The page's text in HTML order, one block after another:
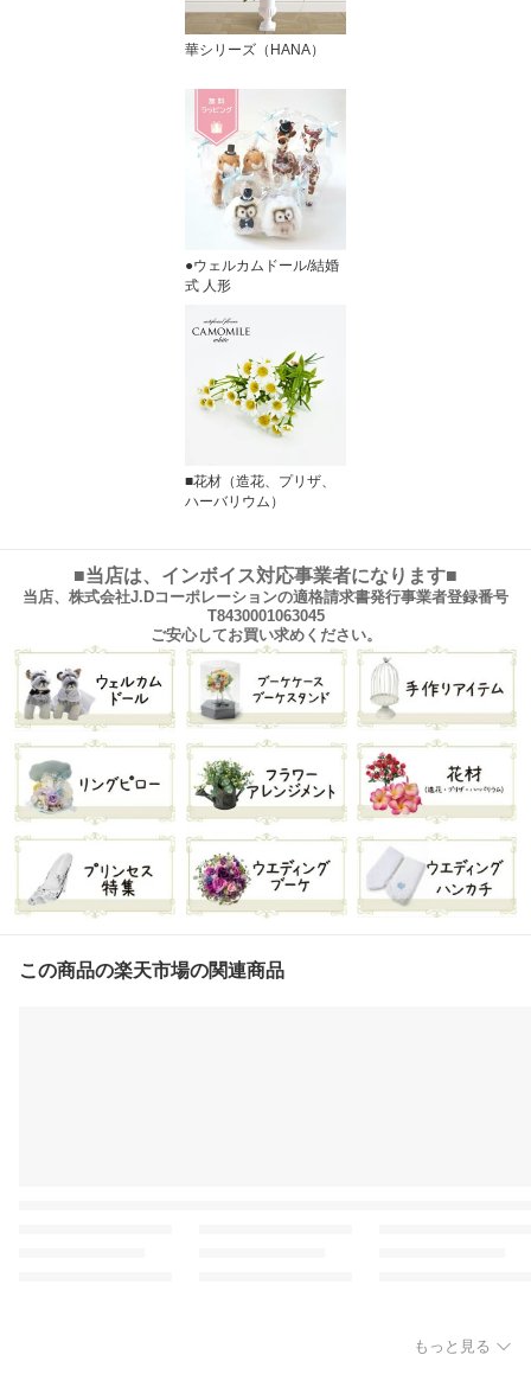
華シリーズ（HANA）
●ウェルカムドール/結婚
式 人形
■花材（造花、プリザ、
ハーバリウム）
■当店は、インボイス対応事業者になります■
当店、株式会社J.Dコーポレーションの適格請求書発行事業者登録番号
T8430001063045
ご安心してお買い求めください。
この商品の楽天市場の関連商品
もっと見る